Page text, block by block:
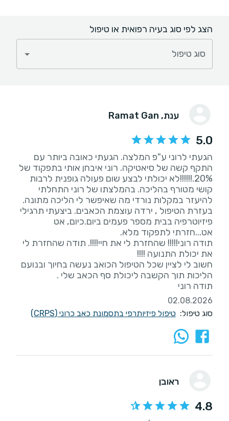
הצג לפי סוג בעיה רפואית או טיפול
סוג טיפול
ענת, Ramat Gan
5.0
הגעתי לרוני ע"פ המלצה. הגעתי כאובה ביותר עם
התקף קשה של סיאטיקה. רוני איבחן אותי בתפקוד של
20%.!!!!!!לא יכולתי לבצע שום פעולה גופנית לרבות
קושי מטורף בהליכה. בהמלצתו של רוני התחלתי
להיעזר במקלות נורדי מה שאיפשר לי הליכה מתונה.
בעזרת הטיפול , ירדה עוצמת הכאבים. ביצעתי תרגילי
פיזיוטרפיה בבית מספר פעמים ביום.כיום, אט
תודה רוני!!!!! שהחזרת לי את חיי!!!!. תודה שהחזרת לי
חשוב לי לציין שכל הטיפול הכואב נעשה בחיוך ובנועם
תודה רוני
02.08.2026
סוג טיפול: טיפול פיזיותרפי בתסמונת כאב כרוני (CRPS)
ראובן
4.8